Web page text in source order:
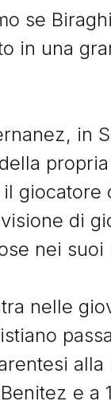
se
in una
in
di
nei suoi
nelle
e a
...
2024
Srna, il
Srna ha vinto 10
e una
dello Shakhtar,